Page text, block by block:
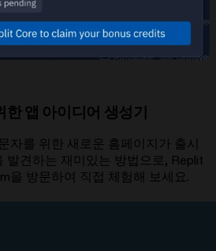
앱 아이디어 생성기
자를 위한 새로운 홈페이지가 출시
발견하는 재미있는 방법으로, Replit
을 방문하여 직접 체험해 보세요.